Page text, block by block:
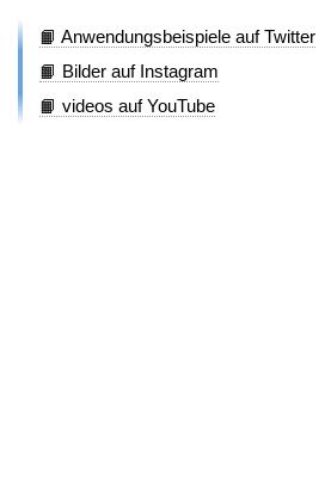
📙 Anwendungsbeispiele auf Twitter
📙 Bilder auf Instagram
📙 videos auf YouTube